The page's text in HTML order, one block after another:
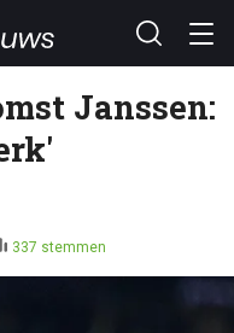
Janssen:
337 stemmen